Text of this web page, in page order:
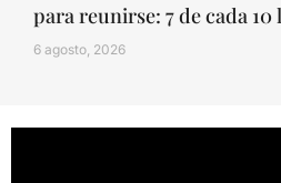
para reunirse: 7 de cada 10
6 agosto, 2026